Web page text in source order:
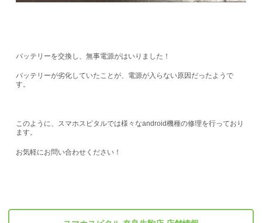
バッテリーを交換し、無事電源がはいりました！
バッテリーが劣化していたことが、電源が入らない原因だったようで
す。
このように、スマホスピタルでは様々なandroid機種の修理を行っており
ます。
お気軽にお問い合わせください！